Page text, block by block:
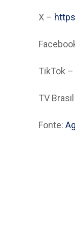
X –
TikTok –
TV
Fonte: